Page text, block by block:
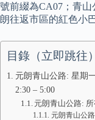
號前綴為CA07；青
朗往返市區的紅色小
目錄（立即跳往）
元朗青山公路: 星期
2:30 – 5:00
元朗青山公路:
元朗青山公